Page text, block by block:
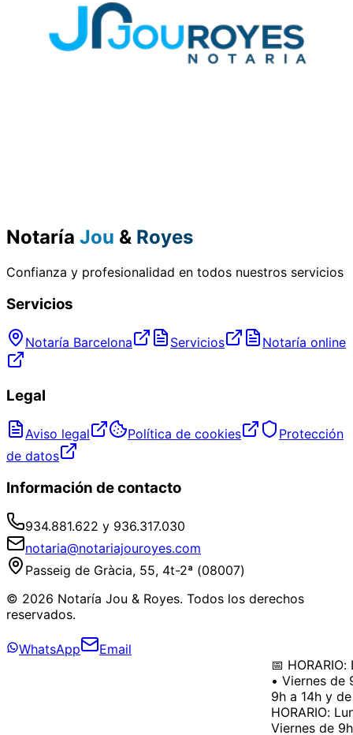
Notaría Jou & Royes
Confianza y profesionalidad en todos nuestros servicios
Servicios
Notaría Barcelona Servicios Notaría online
Legal
Aviso legal Política de cookies
Protección
de datos
Información de contacto
934.881.622 y 936.317.030
notaria@notariajouroyes.com
Passeig de Gràcia, 55, 4t-2ª (08007)
© 2026 Notaría Jou & Royes. Todos los derechos
reservados.
WhatsApp
Email
📅
• Viernes de
9h a 14h y
HORARIO:
Viernes de 9h